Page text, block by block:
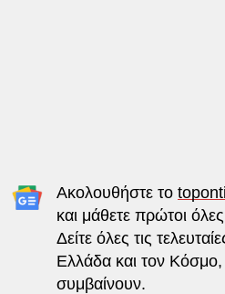
Ακολουθήστε το
και μάθετε πρώτοι όλες
Δείτε όλες τις
Ελλάδα και τον Κόσμο,
συμβαίνουν.